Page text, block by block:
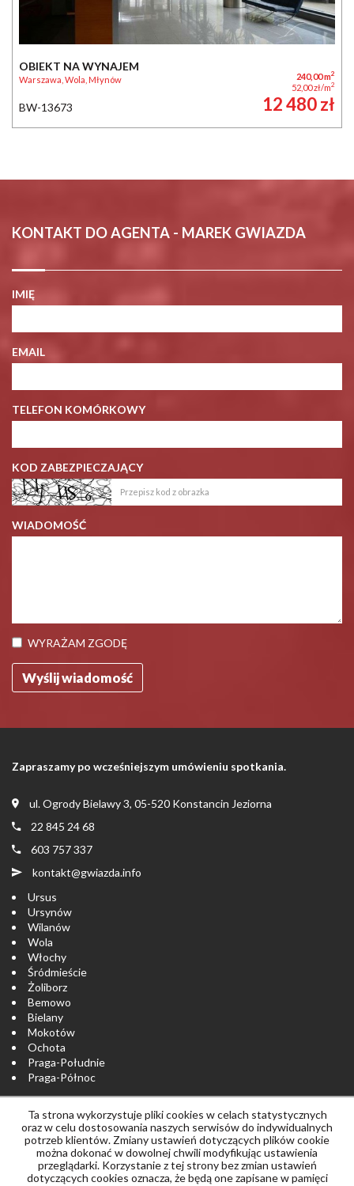
OBIEKT NA WYNAJEM
Warszawa, Wola, Młynów 240,00 m2
52,00 zł/m2
BW-13673 12 480 zł
KONTAKT DO AGENTA - MAREK GWIAZDA
IMIĘ
EMAIL
TELEFON KOMÓRKOWY
KOD ZABEZPIECZAJĄCY
WIADOMOŚĆ
WYRAŻAM ZGODĘ
Zapraszamy po wcześniejszym umówieniu spotkania.
ul. Ogrody Bielawy 3, 05-520 Konstancin Jeziorna
22 845 24 68
603 757 337
kontakt@gwiazda.info
Ursus
Ursynów
Wilanów
Wola
Włochy
Śródmieście
Żoliborz
Bemowo
Bielany
Mokotów
Ochota
Praga-Południe
Praga-Północ
Strona główna notatnik Skontaktuj się
Polityka prywatności
Ta strona wykorzystuje pliki cookies w celach statystycznych
oraz w celu dostosowania naszych serwisów do indywidualnych
potrzeb klientów. Zmiany ustawień dotyczących plików cookie
można dokonać w dowolnej chwili modyfikując ustawienia
przeglądarki. Korzystanie z tej strony bez zmian ustawień
dotyczących cookies oznacza, że będą one zapisane w pamięci